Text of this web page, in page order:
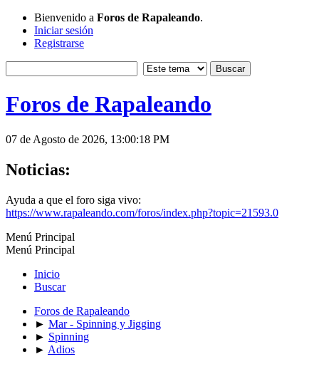
Bienvenido a Foros de Rapaleando.
Iniciar sesión
Registrarse
Foros de Rapaleando
07 de Agosto de 2026, 13:00:18 PM
Noticias:
Ayuda a que el foro siga vivo:
https://www.rapaleando.com/foros/index.php?topic=21593.0
Menú Principal
Menú Principal
Inicio
Buscar
Foros de Rapaleando
► Mar - Spinning y Jigging
► Spinning
► Adios